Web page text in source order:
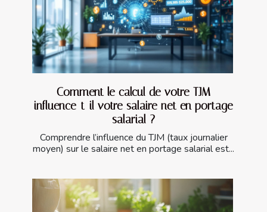
Comment le calcul de votre TJM
influence-t-il votre salaire net en portage
salarial ?
Comprendre l’influence du TJM (taux journalier
moyen) sur le salaire net en portage salarial est...